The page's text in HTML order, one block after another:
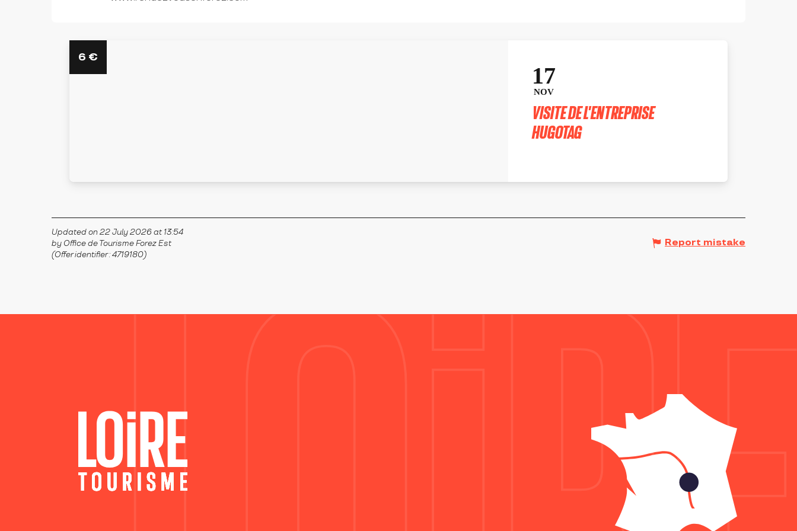
6 €
17
NOV
VISITE DE L'ENTREPRISE
HUGOTAG
Updated on 22 July 2026 at 13:54
by Office de Tourisme Forez Est
(Offer identifier :4719180)
Report mistake